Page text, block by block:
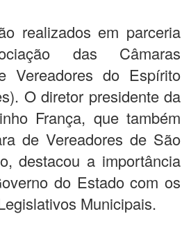
realizados em parceria
das Câmaras
Vereadores do Espírito
O diretor presidente da
França, que também
de Vereadores de São
destacou a importância
do Estado com os
Municipais.